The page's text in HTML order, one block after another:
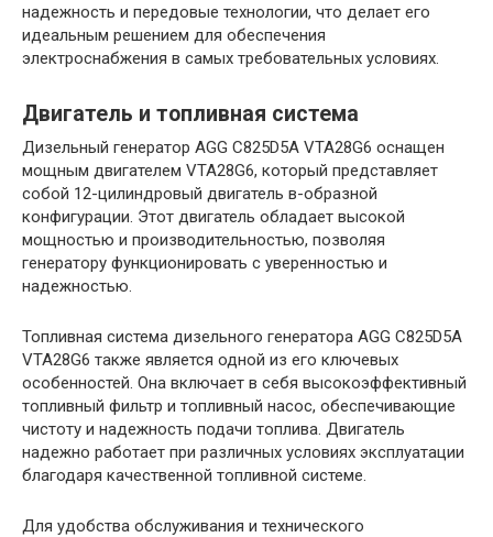
надежность и передовые технологии, что делает его
идеальным решением для обеспечения
электроснабжения в самых требовательных условиях.
Двигатель и топливная система
Дизельный генератор AGG C825D5A VTA28G6 оснащен
мощным двигателем VTA28G6, который представляет
собой 12-цилиндровый двигатель в-образной
конфигурации. Этот двигатель обладает высокой
мощностью и производительностью, позволяя
генератору функционировать с уверенностью и
надежностью.
Топливная система дизельного генератора AGG C825D5A
VTA28G6 также является одной из его ключевых
особенностей. Она включает в себя высокоэффективный
топливный фильтр и топливный насос, обеспечивающие
чистоту и надежность подачи топлива. Двигатель
надежно работает при различных условиях эксплуатации
благодаря качественной топливной системе.
Для удобства обслуживания и технического